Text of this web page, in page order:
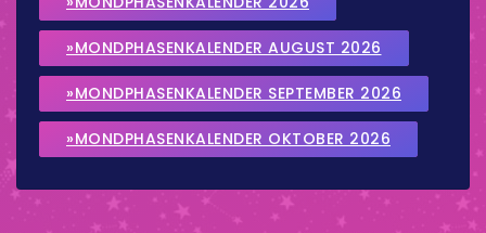
»MONDPHASENKALENDER AUGUST 2026
»MONDPHASENKALENDER SEPTEMBER 2026
»MONDPHASENKALENDER OKTOBER 2026